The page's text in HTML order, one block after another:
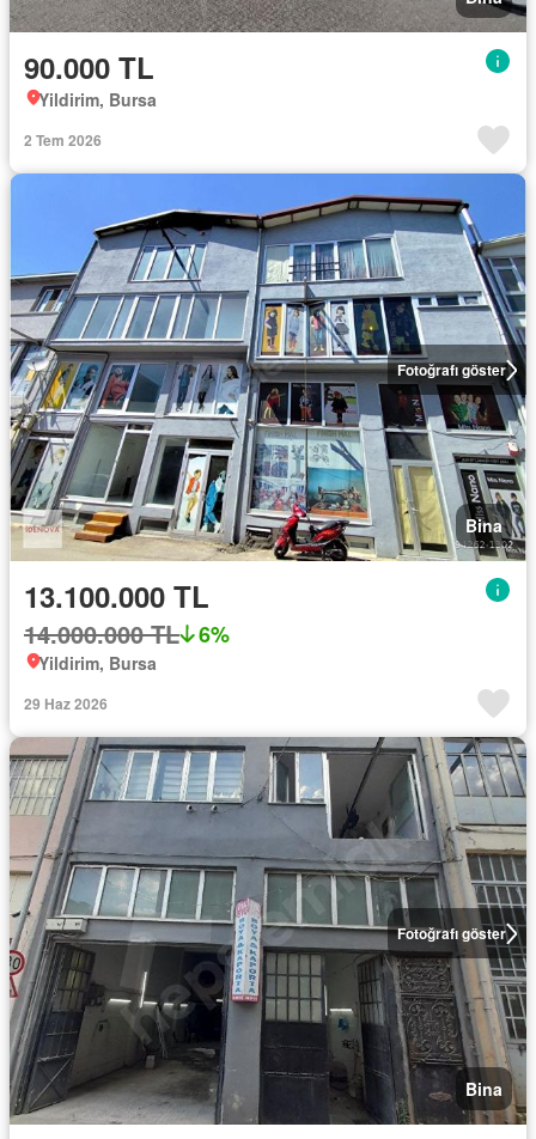
90.000 TL
Yildirim, Bursa
2 Tem 2026
Fotoğrafı göster
Bina
13.100.000 TL
14.000.000 TL 6%
Yildirim, Bursa
29 Haz 2026
Fotoğrafı göster
Bina